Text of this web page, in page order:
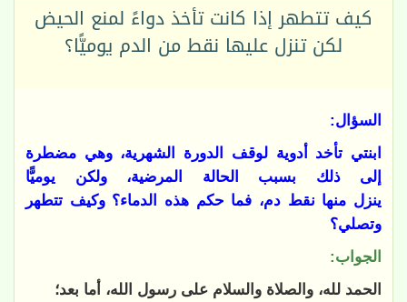
كيف تتطهر إذا كانت تأخذ دواءً لمنع الحيض
لكن تنزل عليها نقط من الدم يوميًّا؟
السؤال:
ابنتي تأخد أدوية لوقف الدورة الشهرية، وهي مضطرة
إلى ذلك بسبب الحالة المرضية، ولكن يوميًّا
ينزل منها نقط دم، فما حكم هذه الدماء؟ وكيف تتطهر
وتصلي؟
الجواب:
الحمد لله، والصلاة والسلام على رسول الله، أما بعد؛